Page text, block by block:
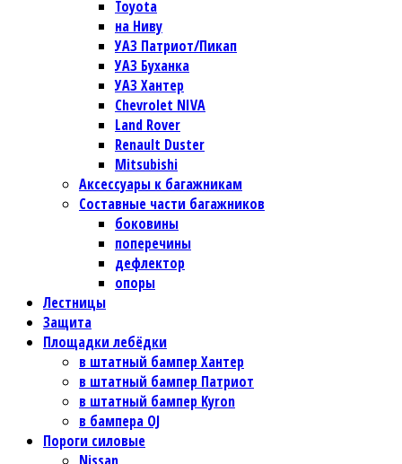
Toyota
на Ниву
УАЗ Патриот/Пикап
УАЗ Буханка
УАЗ Хантер
Chevrolet NIVA
Land Rover
Renault Duster
Mitsubishi
Аксессуары к багажникам
Составные части багажников
боковины
поперечины
дефлектор
опоры
Лестницы
Защита
Площадки лебёдки
в штатный бампер Хантер
в штатный бампер Патриот
в штатный бампер Kyron
в бампера OJ
Пороги силовые